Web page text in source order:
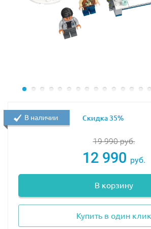
аксессуарами: Саймон Мазрани и
Длина птеранодона –
19 990руб.
12 990 руб.
В корзину
Купить в один клик
В наличии Скидка 35%